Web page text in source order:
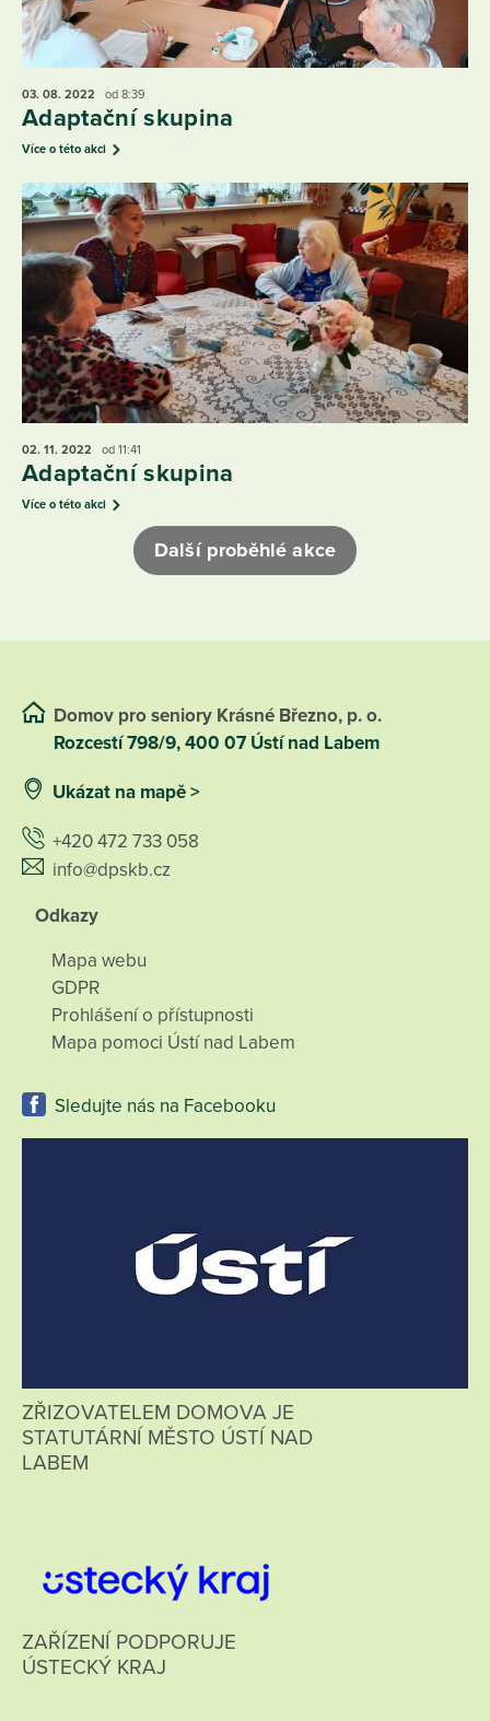
03. 08. 2022 od 8:39
Adaptační skupina
Více o této akci
02. 11. 2022 od 11:41
Adaptační skupina
Více o této akci
Další proběhlé akce
Domov pro seniory Krásné Březno, p. o.
Rozcestí 798/9, 400 07 Ústí nad Labem
Ukázat na mapě >
+420 472 733 058
info@dpskb.cz
Odkazy
Mapa webu
GDPR
Prohlášení o přístupnosti
Mapa pomoci Ústí nad Labem
Sledujte nás na Facebooku
ZŘIZOVATELEM DOMOVA JE
STATUTÁRNÍ MĚSTO ÚSTÍ NAD
LABEM
ZAŘÍZENÍ PODPORUJE
ÚSTECKÝ KRAJ